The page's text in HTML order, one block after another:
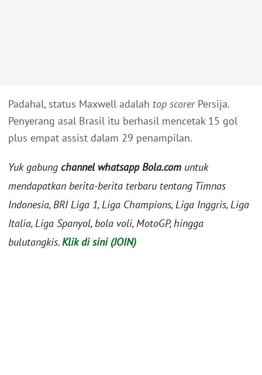
Padahal, status Maxwell adalah top scorerPersija.
Penyerang asal Brasil itu berhasil mencetak 15 gol
plus empat assist dalam 29 penampilan.
Yuk gabung channel whatsapp Bola.com untuk
mendapatkan berita-berita terbaru tentang Timnas
Indonesia, BRI Liga 1, Liga Champions, Liga Inggris, Liga
Italia, Liga Spanyol, bola voli, MotoGP, hingga
bulutangkis.Klik di sini (JOIN)